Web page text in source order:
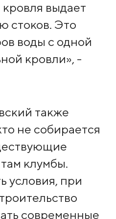
выдает
стоков. Это
воды с одной
кровли», -
также
не собирается
клумбы.
условия, при
современные